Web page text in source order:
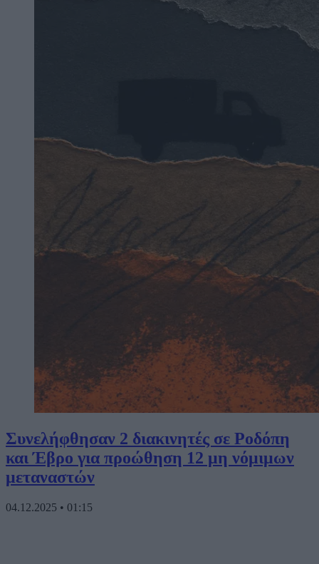
Συνελήφθησαν 2 διακινητές σε Ροδόπη
και Έβρο για προώθηση 12 μη νόμιμων
μεταναστών
04.12.2025 • 01:15